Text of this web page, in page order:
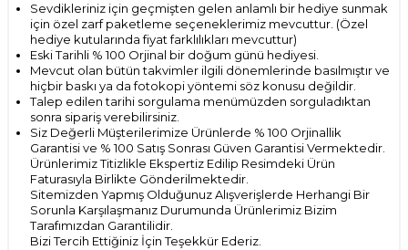
Sevdikleriniz için geçmişten gelen anlamlı bir hediye sunmak
için özel zarf paketleme seçeneklerimiz mevcuttur. (Özel
hediye kutularında fiyat farklılıkları mevcuttur)
Eski Tarihli % 100 Orjinal bir doğum günü hediyesi.
Mevcut olan bütün takvimler ilgili dönemlerinde basılmıştır ve
hiçbir baskı ya da fotokopi yöntemi söz konusu değildir.
Talep edilen tarihi sorgulama menümüzden sorguladıktan
sonra sipariş verebilirsiniz.
Siz Değerli Müşterilerimize Ürünlerde % 100 Orjinallik
Garantisi ve % 100 Satış Sonrası Güven Garantisi Vermektedir.
Ürünlerimiz Titizlikle Ekspertiz Edilip Resimdeki Ürün
Faturasıyla Birlikte Gönderilmektedir.
Sitemizden Yapmış Olduğunuz Alışverişlerde Herhangi Bir
Sorunla Karşılaşmanız Durumunda Ürünlerimiz Bizim
Tarafımızdan Garantilidir.
Bizi Tercih Ettiğiniz İçin Teşekkür Ederiz.